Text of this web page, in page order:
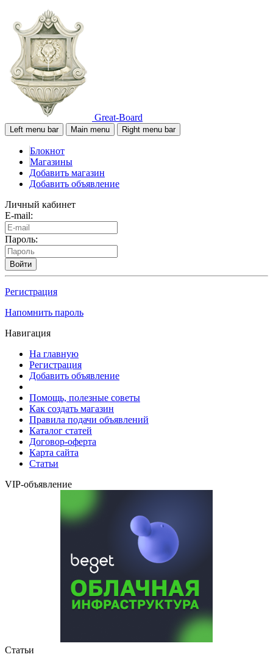
Great-Board
Left menu bar Main menu Right menu bar
Блокнот
Магазины
Добавить магазин
Добавить объявление
Личный кабинет
E-mail:
Пароль:
Войти
Регистрация
Напомнить пароль
Навигация
На главную
Регистрация
Добавить объявление
Помощь, полезные советы
Как создать магазин
Правила подачи объявлений
Каталог статей
Договор-оферта
Карта сайта
Статьи
VIP-объявление
Статьи